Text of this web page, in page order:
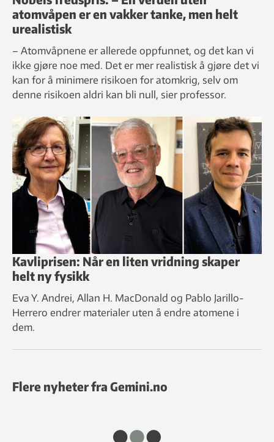
atomvåpen er en vakker tanke, men helt
urealistisk
– Atomvåpnene er allerede oppfunnet, og det kan vi
ikke gjøre noe med. Det er mer realistisk å gjøre det vi
kan for å minimere risikoen for atomkrig, selv om
denne risikoen aldri kan bli null, sier professor.
Kavliprisen: Når en liten vridning skaper
helt ny fysikk
Eva Y. Andrei, Allan H. MacDonald og Pablo Jarillo-
Herrero endrer materialer uten å endre atomene i
dem.
Flere nyheter fra Gemini.no